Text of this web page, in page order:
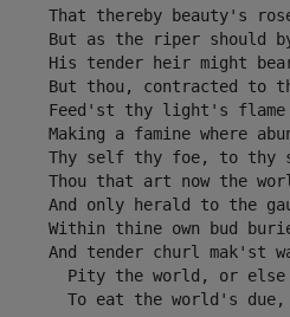
That thereby beauty's
But as the riper should
His tender heir might
But thou, contracted to
Feed'st thy light's
Making a famine where
Thy self thy foe, to thy
Thou that art now the
And only herald to the
Within thine own bud
And tender churl mak'st
Pity the world, or else
To eat the world's